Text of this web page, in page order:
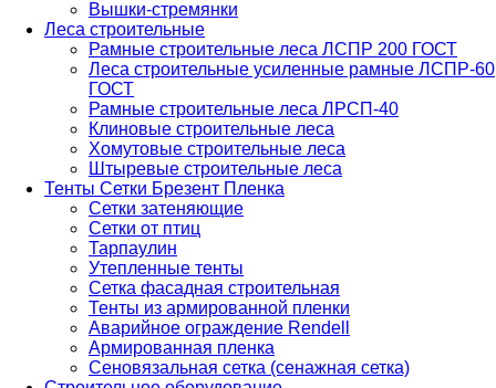
Вышки-стремянки
Леса строительные
Рамные строительные леса ЛСПР 200 ГОСТ
Леса строительные усиленные рамные ЛСПР-60
ГОСТ
Рамные строительные леса ЛРСП-40
Клиновые строительные леса
Хомутовые строительные леса
Штыревые строительные леса
Тенты Сетки Брезент Пленка
Сетки затеняющие
Сетки от птиц
Тарпаулин
Утепленные тенты
Сетка фасадная строительная
Тенты из армированной пленки
Аварийное ограждение Rendell
Армированная пленка
Сеновязальная сетка (сенажная сетка)